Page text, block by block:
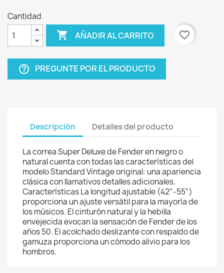
Cantidad
 AÑADIR AL CARRITO favorite_border
help_outline PREGUNTE POR EL PRODUCTO
Descripción Detalles del producto
La correa Super Deluxe de Fender en negro o
natural cuenta con todas las características del
modelo Standard Vintage original: una apariencia
clásica con llamativos detalles adicionales.
Características La longitud ajustable (42”-55”)
proporciona un ajuste versátil para la mayoría de
los músicos. El cinturón natural y la hebilla
envejecida evocan la sensación de Fender de los
años 50. El acolchado deslizante con respaldo de
gamuza proporciona un cómodo alivio para los
hombros.